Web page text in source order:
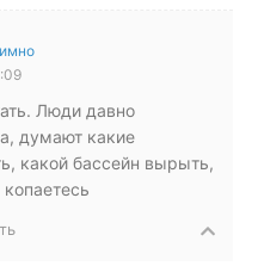
Люди давно
думают какие
какой бассейн вырыть,